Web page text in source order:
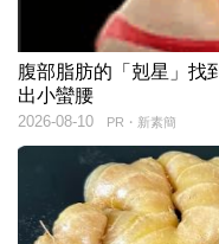
腹部脂肪的「剋星」找
出小蠻腰
PR・新素簡
2026-08-10